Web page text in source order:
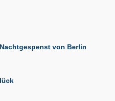
von Berlin